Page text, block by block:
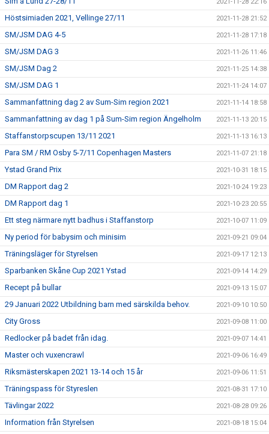
Höstsimiaden 2021, Vellinge 27/11 2021-11-28 21:52
SM/JSM DAG 4-5 2021-11-28 17:18
SM/JSM DAG 3 2021-11-26 11:46
SM/JSM Dag 2 2021-11-25 14:38
SM/JSM DAG 1 2021-11-24 14:07
Sammanfattning dag 2 av Sum-Sim region 2021 2021-11-14 18:58
Sammanfattning av dag 1 på Sum-Sim region Ängelholm 2021-11-13 20:15
Staffanstorpscupen 13/11 2021 2021-11-13 16:13
Para SM / RM Osby 5-7/11 Copenhagen Masters 2021-11-07 21:18
Ystad Grand Prix 2021-10-31 18:15
DM Rapport dag 2 2021-10-24 19:23
DM Rapport dag 1 2021-10-23 20:55
Ett steg närmare nytt badhus i Staffanstorp 2021-10-07 11:09
Ny period för babysim och minisim 2021-09-21 09:04
Träningsläger för Styrelsen 2021-09-17 12:13
Sparbanken Skåne Cup 2021 Ystad 2021-09-14 14:29
Recept på bullar 2021-09-13 15:07
29 Januari 2022 Utbildning barn med särskilda behov. 2021-09-10 10:50
City Gross 2021-09-08 11:00
Redlocker på badet från idag. 2021-09-07 14:41
Master och vuxencrawl 2021-09-06 16:49
Riksmästerskapen 2021 13-14 och 15 år 2021-09-06 11:51
Träningspass för Styreslen 2021-08-31 17:10
Tävlingar 2022 2021-08-28 09:26
Information från Styrelsen 2021-08-18 15:04